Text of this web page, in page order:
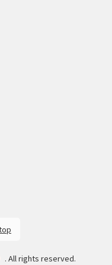
. All rights reserved.